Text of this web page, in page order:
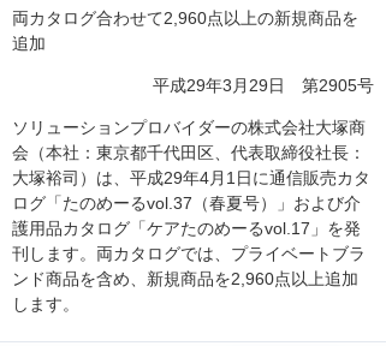
両カタログ合わせて2,960点以上の新規商品を
追加
平成29年3月29日 第2905号
ソリューションプロバイダーの株式会社大塚商
会（本社：東京都千代田区、代表取締役社長：
大塚裕司）は、平成29年4月1日に通信販売カタ
ログ「たのめーるvol.37（春夏号）」および介
護用品カタログ「ケアたのめーるvol.17」を発
刊します。両カタログでは、プライベートブラ
ンド商品を含め、新規商品を2,960点以上追加
します。